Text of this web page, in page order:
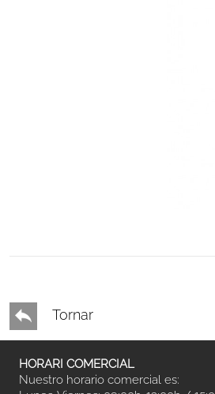
Tornar
HORARI COMERCIAL
Nuestro horario comercial es: